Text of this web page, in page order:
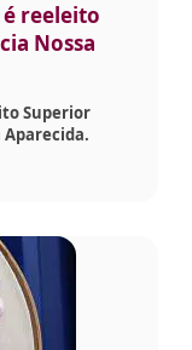
reeleito
Nossa
Superior
Aparecida.